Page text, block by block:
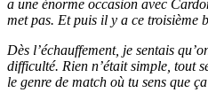
a une énorme occasion avec
met pas. Et puis il y a ce troisième
Dès l’échauffement, je sentais
difficulté. Rien n’était simple, tout
le genre de match où tu sens que